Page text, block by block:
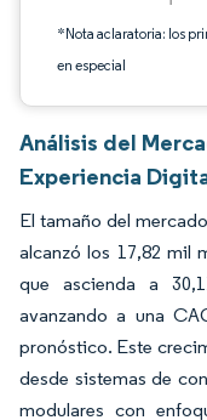
*Nota aclaratoria: los
en especial
Análisis del
Experiencia
El tamaño del
alcanzó los 17,82 mil
que ascienda a
avanzando a una
pronóstico. Este
desde sistemas de
modulares con